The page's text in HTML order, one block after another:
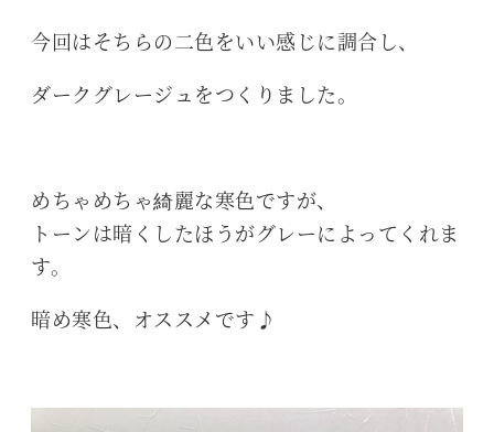
今回はそちらの二色をいい感じに調合し、
ダークグレージュをつくりました。
めちゃめちゃ綺麗な寒色ですが、
トーンは暗くしたほうがグレーによってくれま
す。
暗め寒色、オススメです♪